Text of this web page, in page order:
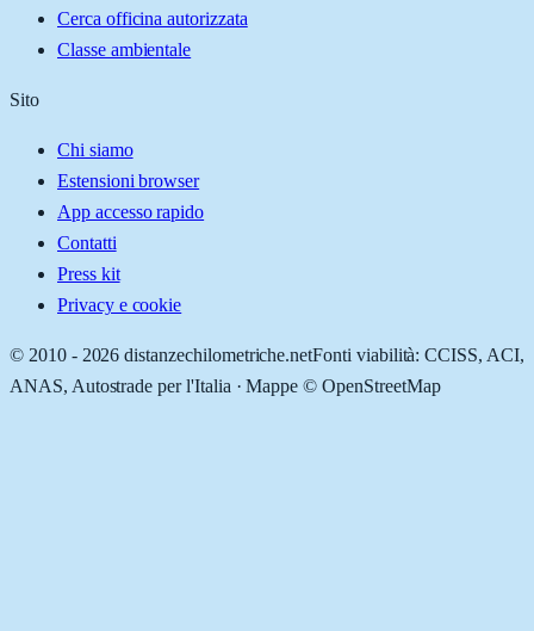
Cerca officina autorizzata
Classe ambientale
Sito
Chi siamo
Estensioni browser
App accesso rapido
Contatti
Press kit
Privacy e cookie
© 2010 - 2026 distanzechilometriche.netFonti viabilità: CCISS, ACI,
ANAS, Autostrade per l'Italia · Mappe © OpenStreetMap